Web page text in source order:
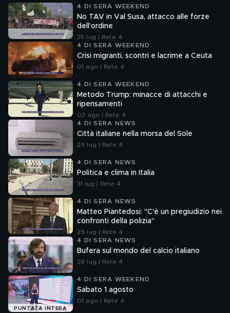
4 DI SERA WEEKEND
No TAV in Val Susa, attacco alle forze
dell'ordine
25 lug | Rete 4
4 DI SERA WEEKEND
Crisi migranti, scontri e lacrime a Ceuta
01 ago | Rete 4
4 DI SERA WEEKEND
Metodo Trump: minacce di attacchi e
ripensamenti
02 ago | Rete 4
4 DI SERA NEWS
Città italiane nella morsa del Sole
29 lug | Rete 4
4 DI SERA NEWS
Politica e clima in Italia
31 lug | Rete 4
4 DI SERA NEWS
Matteo Piantedosi: "C'è un pregiudizio nei
confronti della polizia"
29 lug | Rete 4
4 DI SERA NEWS
Bufera sul mondo del calcio italiano
28 lug | Rete 4
PUNTATA INTERA
4 DI SERA WEEKEND
Sabato 1 agosto
01 ago | Rete 4